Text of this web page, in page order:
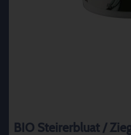
BIO Steirerbluat /